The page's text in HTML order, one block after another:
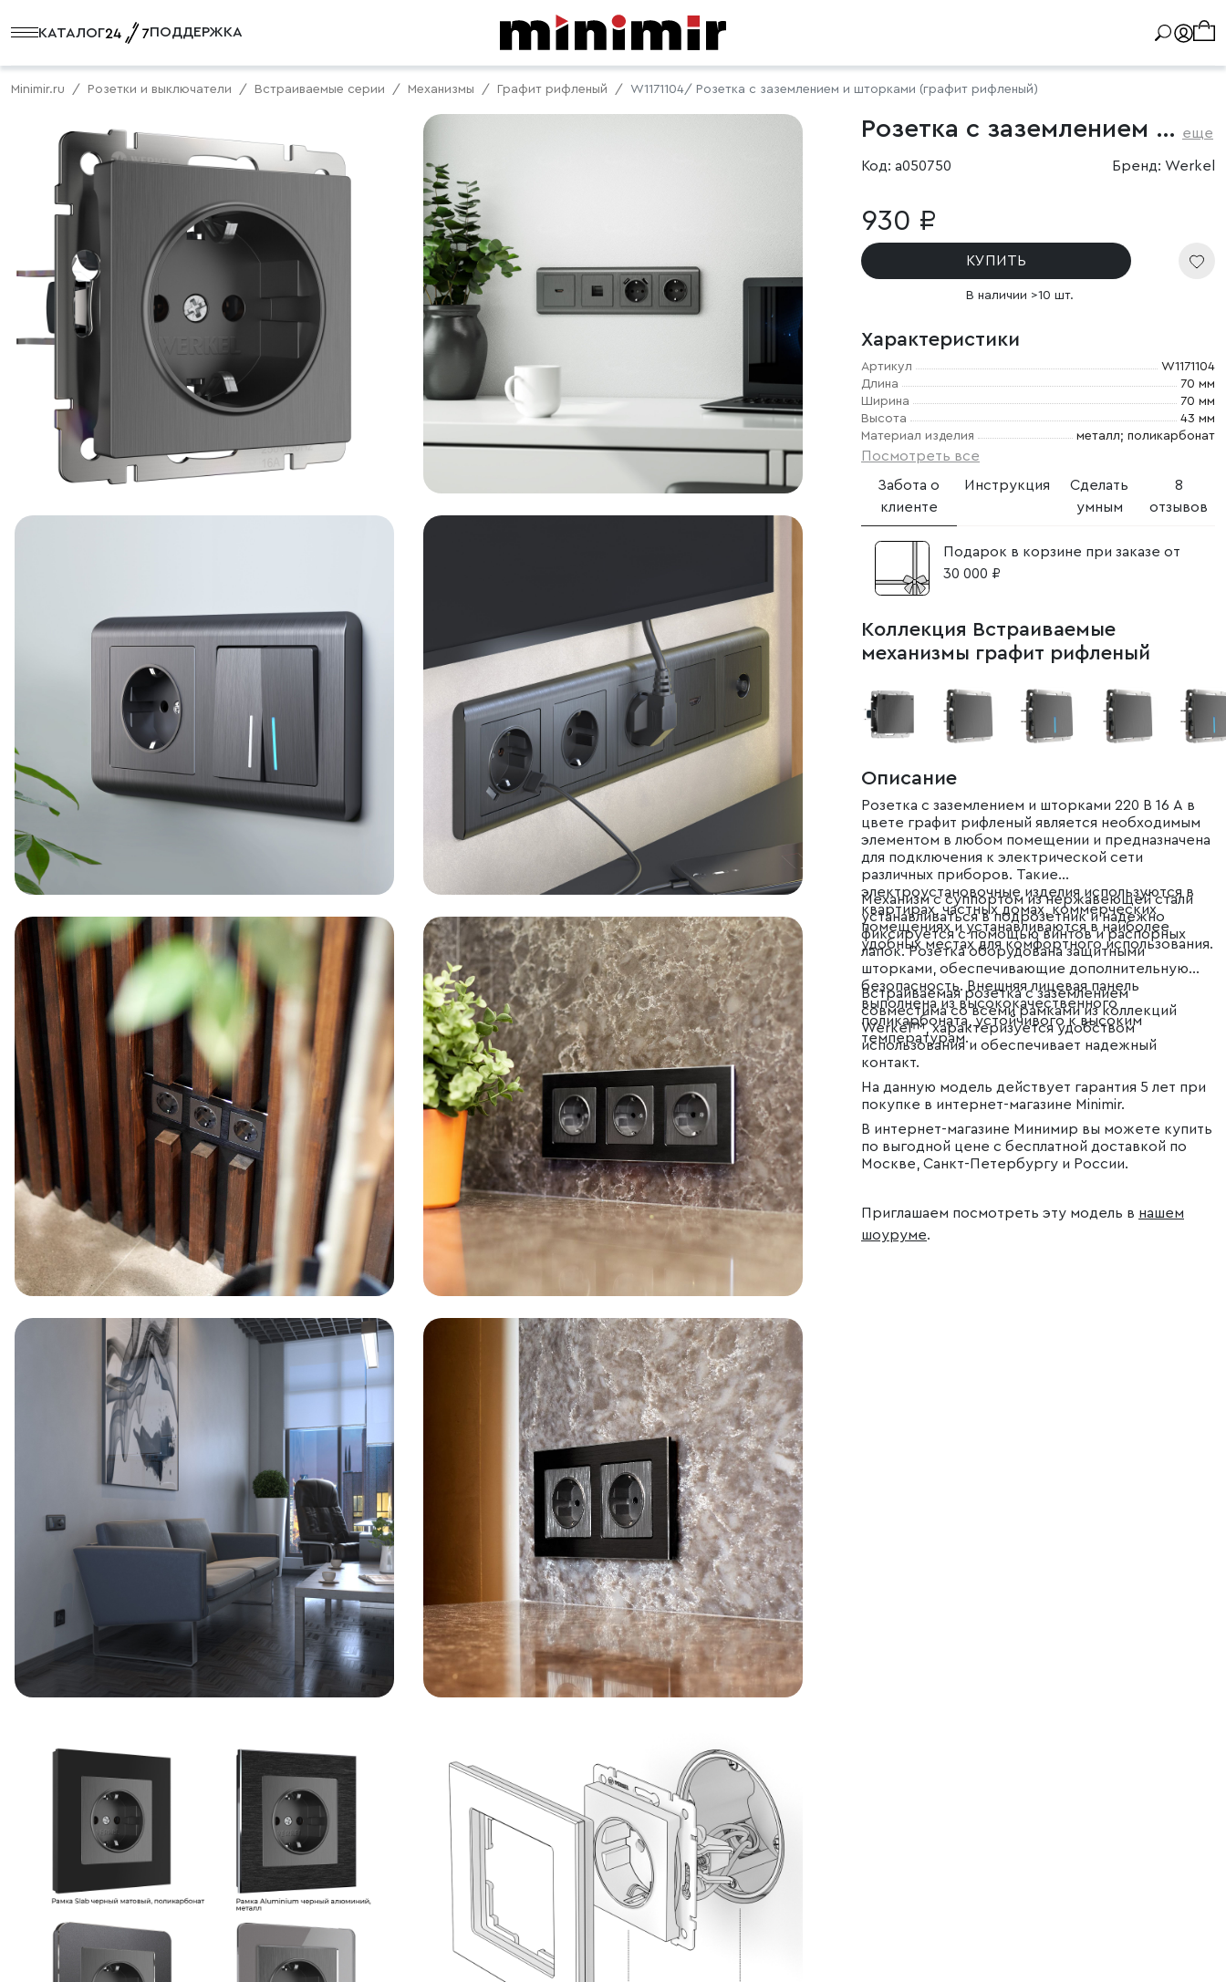
КАТАЛОГ ПОДДЕРЖКА
Minimir.ru Розетки и выключатели Встраиваемые серии Механизмы Графит рифленый W1171104/ Розетка с заземлением и шторками (графит рифленый)
Розетка с заземлением и шторками (графит рифленый) еще
Код: a050750 Бренд: Werkel
930 ₽
КУПИТЬ
В наличии >10 шт.
Характеристики
Артикул
W1171104
Длина
70 мм
Ширина
70 мм
Высота
43 мм
Материал изделия
металл; поликарбонат
Посмотреть все
Забота о
клиенте
Инструкция
Сделать
умным
8
отзывов
Подарок в корзине при заказе от
30 000 ₽
Коллекция Встраиваемые
механизмы графит рифленый
Описание
Розетка с заземлением и шторками 220 В 16 A в
цвете графит рифленый является необходимым
элементом в любом помещении и предназначена
для подключения к электрической сети
различных приборов. Такие
электроустановочные изделия используются в
квартирах, частных домах, коммерческих
помещениях и устанавливаются в наиболее
удобных местах для комфортного использования.
Механизм с суппортом из нержавеющей стали
устанавливаться в подрозетник и надежно
фиксируется с помощью винтов и распорных
лапок. Розетка оборудована защитными
шторками, обеспечивающие дополнительную
безопасность. Внешняя лицевая панель
выполнена из высококачественного
поликарбоната, устойчивого к высоким
температурам.
Встраиваемая розетка с заземлением
совместима со всеми рамками из коллекций
Werkel™, характеризуется удобством
использования и обеспечивает надежный
контакт.
На данную модель действует гарантия 5 лет при
покупке в интернет-магазине Minimir.
В интернет-магазине Минимир вы можете купить
по выгодной цене с бесплатной доставкой по
Москве, Санкт-Петербургу и России.
Приглашаем посмотреть эту модель в нашем
шоуруме.